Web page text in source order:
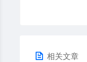
相关文章